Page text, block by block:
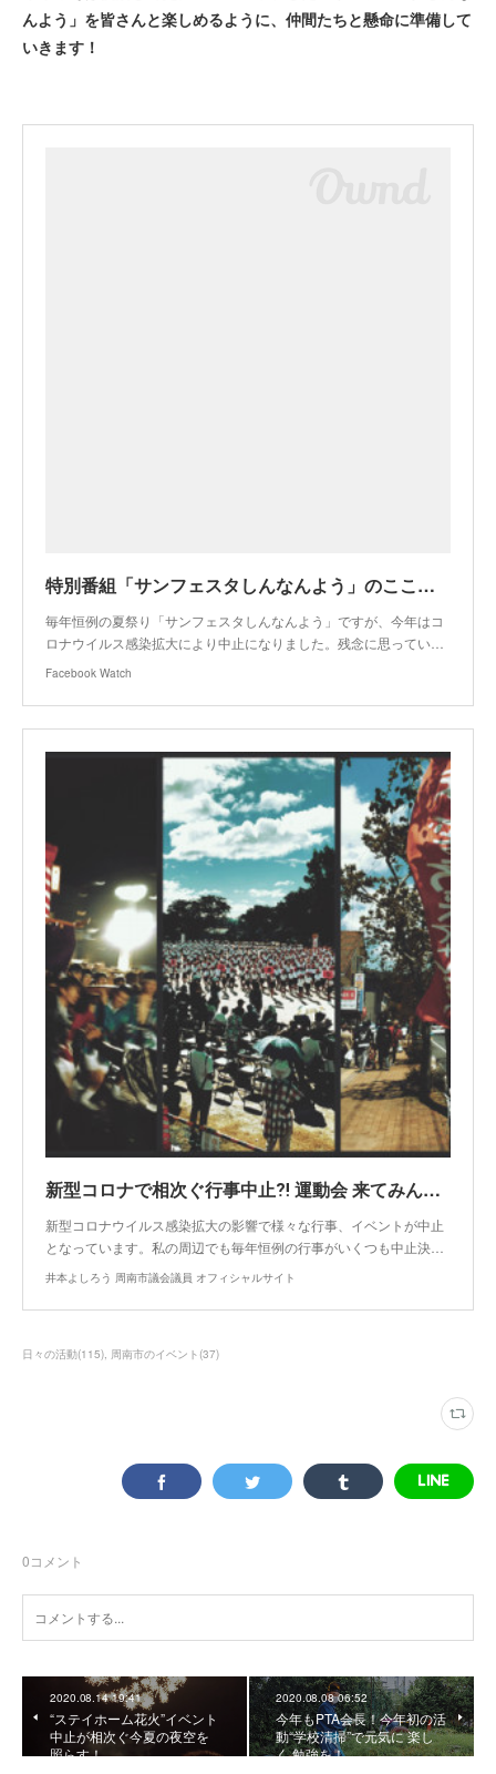
んよう」を皆さんと楽しめるように、仲間たちと懸命に準備して
いきます！
特別番組「サンフェスタしんなんよう」のここが好き！放送のお知らせ
毎年恒例の夏祭り「サンフェスタしんなんよう」ですが、今年はコ
ロナウイルス感染拡大により中止になりました。残念に思ってい…
Facebook Watch
新型コロナで相次ぐ行事中止⁈ 運動会 来てみん祭 そしてサンフェスタも…
新型コロナウイルス感染拡大の影響で様々な行事、イベントが中止
となっています。私の周辺でも毎年恒例の行事がいくつも中止決…
井本よしろう 周南市議会議員 オフィシャルサイト
日々の活動(115) 周南市のイベント (37)
0コメント
2020.08.14 19:41
“ステイホーム花火”イベント
中止が相次ぐ今夏の夜空を
照らす！
2020.08.08 06:52
今年もPTA会長！今年初の活
動“学校清掃”で元気に 楽し
く 勉強を！